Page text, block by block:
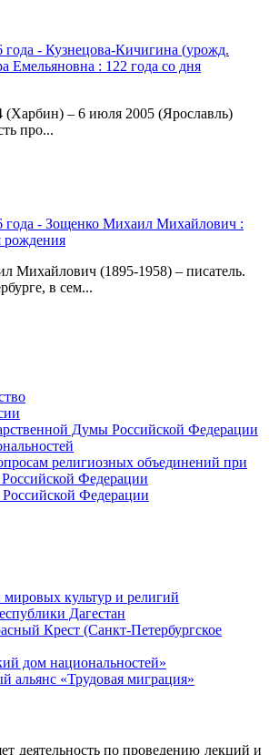
года - Кузнецова-Кичигина (урожд.
Емельяновна : 122 года со дня
(Харбин) – 6 июля 2005 (Ярославль)
про...
года - Зощенко Михаил Михайлович :
рождения
Михайлович (1895-1958) – писатель.
в сем...
Думы Российской Федерации
религиозных объединений при
Федерации
Российской Федерации
культур и религий
Дагестан
Крест (Санкт-Петербургское
дом национальностей»
альянс «Трудовая миграция»
деятельность по проведению лекций и